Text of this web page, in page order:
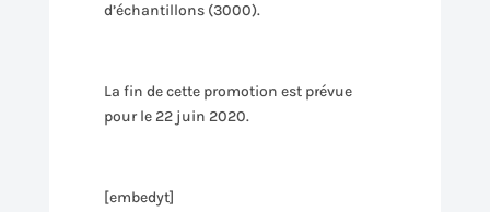
d’échantillons (3000).
La fin de cette promotion est prévue
pour le 22 juin 2020.
[embedyt]